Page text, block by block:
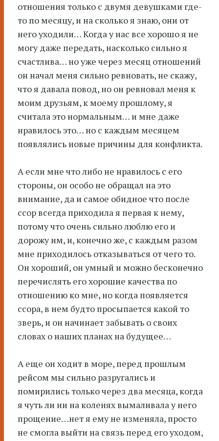
отношения только с двумя девушками где-
то по месяцу, и на сколько я знаю, они от
него уходили… Когда у нас все хорошо я не
могу даже передать, насколько сильно я
счастлива… но уже через месяц отношений
он начал меня сильно ревновать, не скажу,
что я давала повод, но он ревновал меня к
моим друзьям, к моему прошлому, я
считала это нормальным… и мне даже
нравилось это… но с каждым месяцем
появлялись новые причины для конфликта.
А если мне что либо не нравилось с его
стороны, он особо не обращал на это
внимание, да и самое обидное что после
ссор всегда приходила я первая к нему,
потому что очень сильно люблю его и
дорожу им, и, конечно же, с каждым разом
мне приходилось отказываться от чего то.
Он хороший, он умный и можно бесконечно
перечислять его хорошие качества по
отношению ко мне, но когда появляется
ссора, в нем будто просыпается какой то
зверь, и он начинает забывать о своих
словах о наших планах на будущее…
А еще он ходит в море, перед прошлым
рейсом мы сильно разругались и
помирились только через два месяца, когда
я чуть ли ни на коленях вымаливала у него
прощение…нет я ему не изменяла, просто
не смогла выйти на связь перед его уходом,